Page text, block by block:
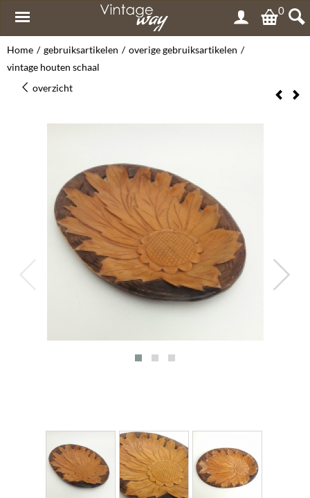
0
Home / gebruiksartikelen / overige gebruiksartikelen /
vintage houten schaal
overzicht